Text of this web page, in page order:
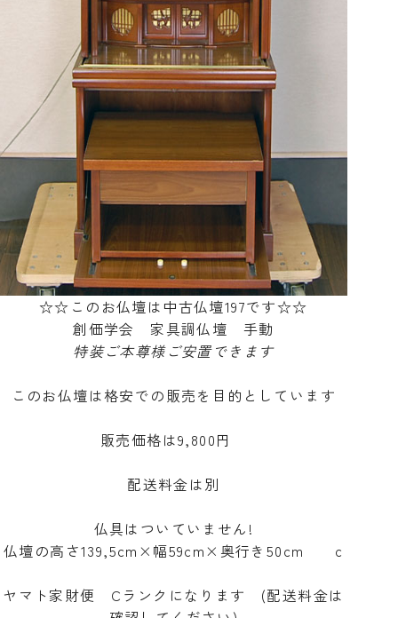
☆☆このお仏壇は中古仏壇197です☆☆
創価学会 家具調仏壇 手動
特装ご本尊様ご安置できます
このお仏壇は格安での販売を目的としています
販売価格は9,800円
配送料金は別
仏具はついていません!
仏壇の高さ139,5cm×幅59cm×奥行き50cm c
ヤマト家財便 Cランクになります (配送料金は